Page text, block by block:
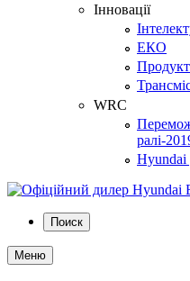
Інновації
ЕКО
WRC
ралі-
Hyundai
Поиск
Меню